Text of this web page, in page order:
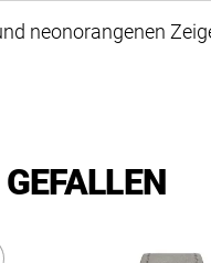
neonorangenen